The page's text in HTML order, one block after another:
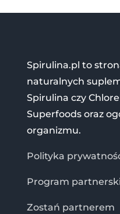
Spirulina.pl to
naturalnych
Spirulina czy
Superfoods oraz
organizmu.
Polityka
Program
Zostań partnerem